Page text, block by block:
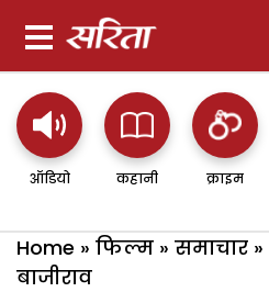
ऑडियो कहानी क्राइम
Home » फिल्म » समाचार »
बाजीराव